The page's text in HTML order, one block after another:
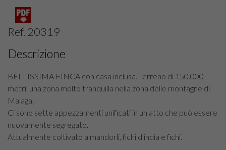
Ref. 20319
Descrizione
BELLISSIMA FINCA con casa inclusa. Terreno di 150.000
metri, una zona molto tranquilla nella zona delle montagne di
Malaga.
Ci sono sette appezzamenti unificati in un atto che può essere
nuovamente segregato.
Attualmente coltivato a mandorli, fichi d'india e fichi.